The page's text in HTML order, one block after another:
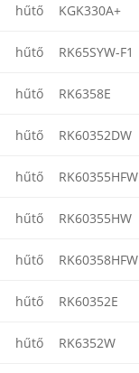
hűtő KGK330A+
hűtő RK65SYW-F1
hűtő RK6358E
hűtő RK60352DW
hűtő RK60355HFW
hűtő RK60355HW
hűtő RK60358HFW
hűtő RK60352E
hűtő RK6352W